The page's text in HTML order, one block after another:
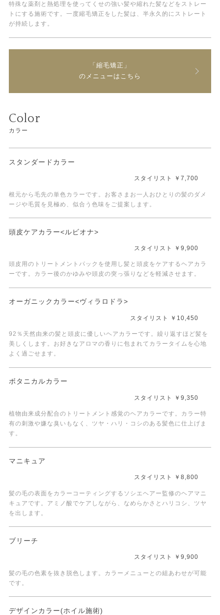
特殊な薬剤と熱処理を使ってくせの強い髪や縮れた髪などをストレー
トにする施術です。一度縮毛矯正をした髪は、半永久的にストレート
が持続します。
「縮毛矯正」
のメニューはこちら
Color
カラー
スタンダードカラー
スタイリスト ￥7,700
根元から毛先の単色カラーです。お客さまお一人おひとりの髪のダメ
ージや毛質を見極め、似合う色味をご提案します。
頭皮ケアカラー<ルビオナ>
スタイリスト ￥9,900
頭皮用のトリートメントパックを使用し髪と頭皮をケアするヘアカラ
ーです。カラー後のかゆみや頭皮の突っ張りなどを軽減させます。
オーガニックカラー<ヴィラロドラ>
スタイリスト ￥10,450
92％天然由来の髪と頭皮に優しいヘアカラーです。繰り返すほど髪を
美しくします。お好きなアロマの香りに包まれてカラータイムを心地
よく過ごせます。
ボタニカルカラー
スタイリスト ￥9,350
植物由来成分配合のトリートメント感覚のヘアカラーです。カラー特
有の刺激や嫌な臭いもなく、ツヤ・ハリ・コシのある髪色に仕上げま
す。
マニキュア
スタイリスト ￥8,800
髪の毛の表面をカラーコーティングするソシエヘアー監修のヘアマニ
キュアです。アミノ酸でケアしながら、なめらかさとハリコシ、ツヤ
を出します。
ブリーチ
スタイリスト ￥9,900
髪の毛の色素を抜き脱色します。カラーメニューとの組あわせが可能
です。
デザインカラー(ホイル施術)